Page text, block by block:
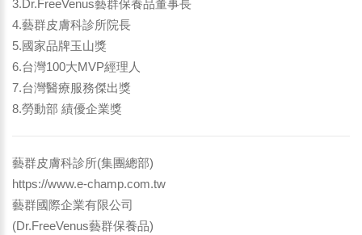
3.Dr.FreeVenus藝群保養品董事長
4.藝群皮膚科診所院長
5.國家品牌玉山獎
6.台灣100大MVP經理人
7.台灣醫療服務傑出獎
8.勞動部 績優企業獎
藝群皮膚科診所(集團總部)
https://www.e-champ.com.tw
藝群國際企業有限公司
(Dr.FreeVenus藝群保養品)